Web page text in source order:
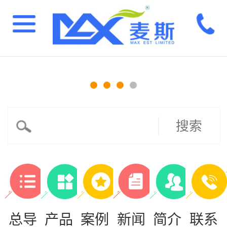
搜索
总导 产品 案例 新闻 简介 联系